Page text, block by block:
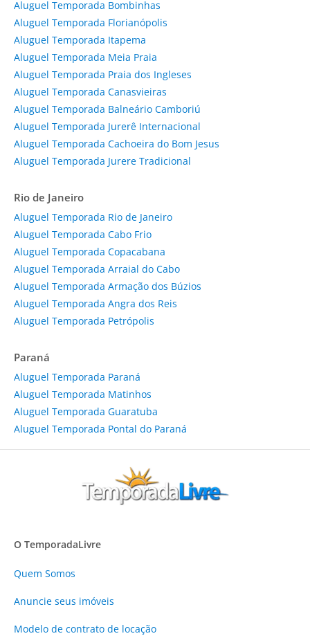
Aluguel Temporada Bombinhas
Aluguel Temporada Florianópolis
Aluguel Temporada Itapema
Aluguel Temporada Meia Praia
Aluguel Temporada Praia dos Ingleses
Aluguel Temporada Canasvieiras
Aluguel Temporada Balneário Camboriú
Aluguel Temporada Jurerê Internacional
Aluguel Temporada Cachoeira do Bom Jesus
Aluguel Temporada Jurere Tradicional
Rio de Janeiro
Aluguel Temporada Rio de Janeiro
Aluguel Temporada Cabo Frio
Aluguel Temporada Copacabana
Aluguel Temporada Arraial do Cabo
Aluguel Temporada Armação dos Búzios
Aluguel Temporada Angra dos Reis
Aluguel Temporada Petrópolis
Paraná
Aluguel Temporada Paraná
Aluguel Temporada Matinhos
Aluguel Temporada Guaratuba
Aluguel Temporada Pontal do Paraná
O TemporadaLivre
Quem Somos
Anuncie seus imóveis
Modelo de contrato de locação